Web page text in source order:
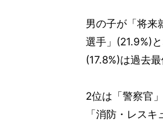
男の子が「将来
選手」(21.9%)
(17.8%)は過去
2位は「警察官
「消防・レス